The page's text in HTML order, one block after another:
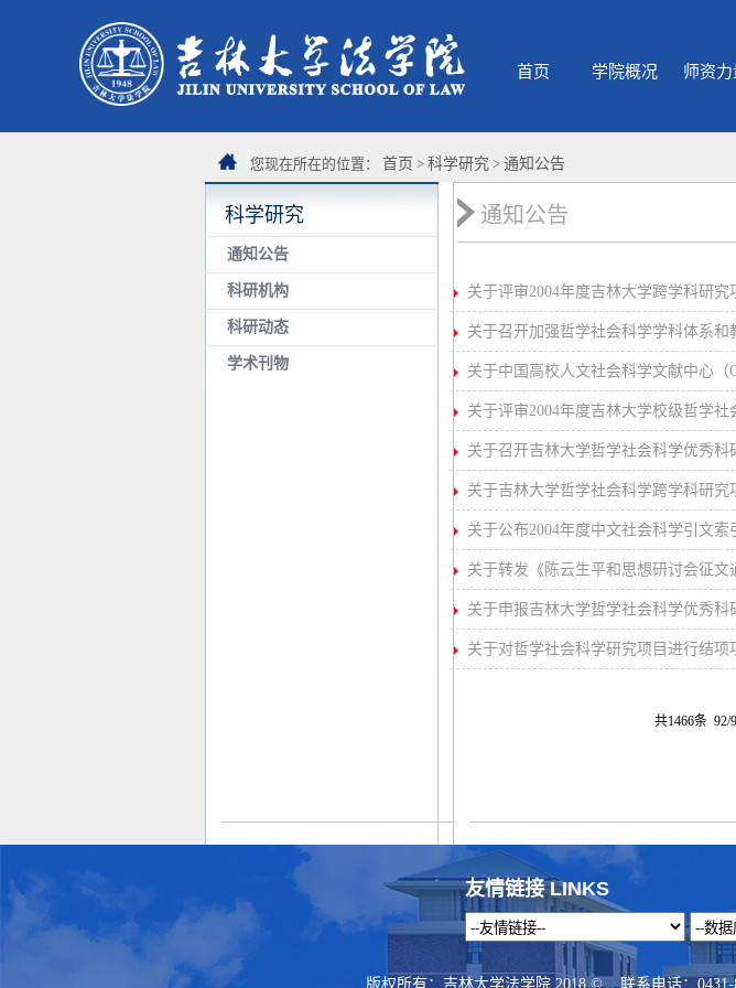
首页 学院概况 师资力
您现在所在的位置： 首页 > 科学研究> 通知公告
科学研究
通知公告
科研机构
科研动态
学术刊物
通知公告
关于评审2004年度吉林大学跨学科研究
关于召开加强哲学社会科学学科体系
关于中国高校人文社会科学文献中心
关于评审2004年度吉林大学校级哲学
关于召开吉林大学哲学社会科学优秀科
关于吉林大学哲学社会科学跨学科研究
关于公布2004年度中文社会科学引文索
关于转发《陈云生平和思想研讨会征文
关于申报吉林大学哲学社会科学优秀科
关于对哲学社会科学研究项目进行结项
共1466条 92/
友情链接 LINKS
版权所有：吉林大学法学院 2018 © 联系电话：